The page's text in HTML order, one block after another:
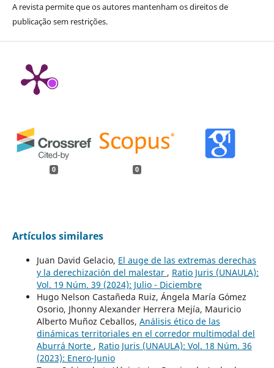
A revista permite que os autores mantenham os direitos de
publicação sem restrições.
0 0
Artículos similares
Juan David Gelacio, El auge de las extremas derechas
y la derechización del malestar , Ratio Juris (UNAULA):
Vol. 19 Núm. 39 (2024): Julio - Diciembre
Hugo Nelson Castañeda Ruiz, Ángela María Gómez
Osorio, Jhonny Alexander Herrera Mejía, Mauricio
Alberto Muñoz Ceballos, Análisis ético de las
dinámicas territoriales en el corredor multimodal del
Aburrá Norte , Ratio Juris (UNAULA): Vol. 18 Núm. 36
(2023): Enero-Junio